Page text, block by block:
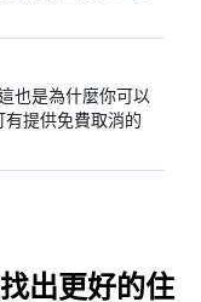
也是為什麼你可以
提供免費取消的
出更好的住